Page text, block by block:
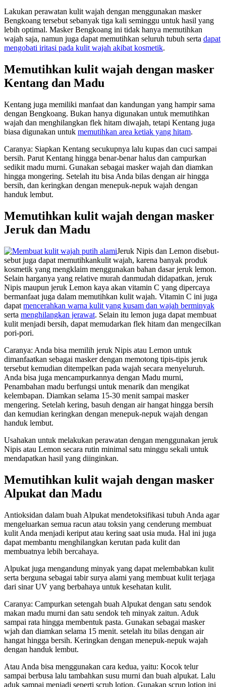
Lakukan perawatan kulit wajah dengan menggunakan masker
Bengkoang tersebut sebanyak tiga kali seminggu untuk hasil yang
lebih optimal. Masker Bengkoang ini tidak hanya memutihkan
wajah saja, namun juga dapat memutihkan seluruh tubuh serta dapat
mengobati iritasi pada kulit wajah akibat kosmetik.
Memutihkan kulit wajah dengan masker
Kentang dan Madu
Kentang juga memiliki manfaat dan kandungan yang hampir sama
dengan Bengkoang. Bukan hanya digunakan untuk memutihkan
wajah dan menghilangkan flek hitam diwajah, tetapi Kentang juga
biasa digunakan untuk memutihkan area ketiak yang hitam.
Caranya: Siapkan Kentang secukupnya lalu kupas dan cuci sampai
bersih. Parut Kentang hingga benar-benar halus dan campurkan
sedikit madu murni. Gunakan sebagai masker wajah dan diamkan
hingga mongering. Setelah itu bisa Anda bilas dengan air hingga
bersih, dan keringkan dengan menepuk-nepuk wajah dengan
handuk lembut.
Memutihkan kulit wajah dengan masker
Jeruk dan Madu
Jeruk Nipis dan Lemon disebut-
sebut juga dapat memutihkankulit wajah, karena banyak produk
kosmetik yang mengklaim menggunakan bahan dasar jeruk lemon.
Selain harganya yang relative murah danmudah didapatkan, jeruk
Nipis maupun jeruk Lemon kaya akan vitamin C yang dipercaya
bermanfaat juga dalam memutihkan kulit wajah. Vitamin C ini juga
dapat mencerahkan warna kulit yang kusam dan wajah berminyak
serta menghilangkan jerawat. Selain itu lemon juga dapat membuat
kulit menjadi bersih, dapat memudarkan flek hitam dan mengecilkan
pori-pori.
Caranya: Anda bisa memilih jeruk Nipis atau Lemon untuk
dimanfaatkan sebagai masker dengan memotong tipis-tipis jeruk
tersebut kemudian ditempelkan pada wajah secara menyeluruh.
Anda bisa juga mencampurkannya dengan Madu murni,
Penambahan madu berfungsi untuk menarik dan mengikat
kelembapan. Diamkan selama 15-30 menit sampai masker
mengering. Setelah kering, basuh dengan air hangat hingga bersih
dan kemudian keringkan dengan menepuk-nepuk wajah dengan
handuk lembut.
Usahakan untuk melakukan perawatan dengan menggunakan jeruk
Nipis atau Lemon secara rutin minimal satu minggu sekali untuk
mendapatkan hasil yang diinginkan.
Memutihkan kulit wajah dengan masker
Alpukat dan Madu
Antioksidan dalam buah Alpukat mendetoksifikasi tubuh Anda agar
mengeluarkan semua racun atau toksin yang cenderung membuat
kulit Anda menjadi keriput atau kering saat usia muda. Hal ini juga
dapat membantu menghilangkan kerutan pada kulit dan
membuatnya lebih bercahaya.
Alpukat juga mengandung minyak yang dapat melembabkan kulit
serta berguna sebagai tabir surya alami yang membuat kulit terjaga
dari sinar UV yang berbahaya untuk kesehatan kulit.
Caranya: Campurkan setengah buah Alpukat dengan satu sendok
makan madu murni dan satu sendok teh minyak zaitun. Aduk
sampai rata hingga membentuk pasta. Gunakan sebagai masker
wjah dan diamkan selama 15 menit. setelah itu bilas dengan air
hangat hingga bersih. Keringkan dengan menepuk-nepuk wajah
dengan handuk lembut.
Atau Anda bisa menggunakan cara kedua, yaitu: Kocok telur
sampai berbusa lalu tambahkan susu murni dan buah alpukat. Lalu
aduk sampai menjadi seperti scrub lotion. Gunakan scrup lotion ini